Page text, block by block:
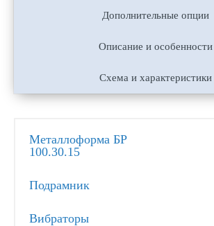
Дополнительные опции
Описание и особенности
Схема и характеристики
Металлоформа БР
100.30.15
Подрамник
Вибраторы